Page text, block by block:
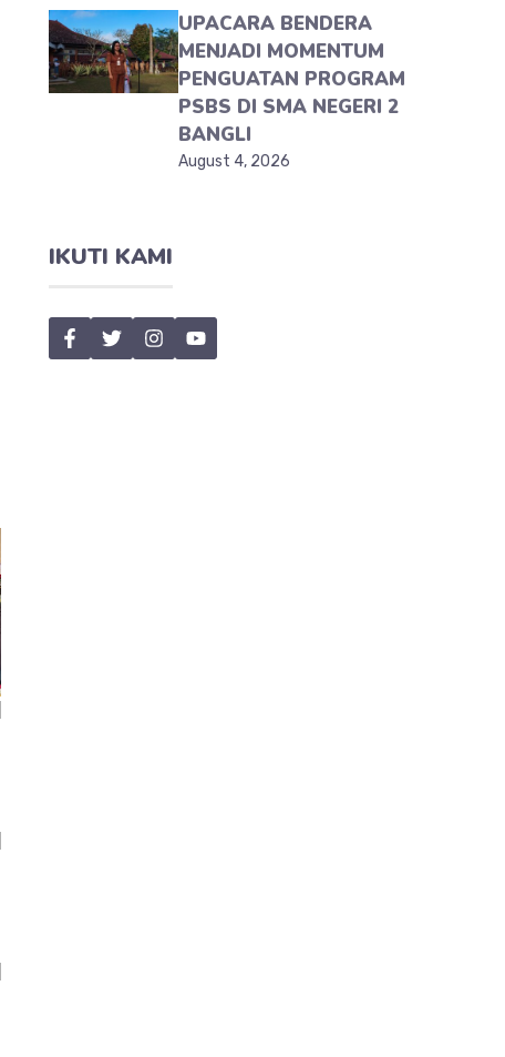
UPACARA BENDERA
MENJADI MOMENTUM
PENGUATAN PROGRAM
PSBS DI SMA NEGERI 2
BANGLI
August 4, 2026
IKUTI KAMI